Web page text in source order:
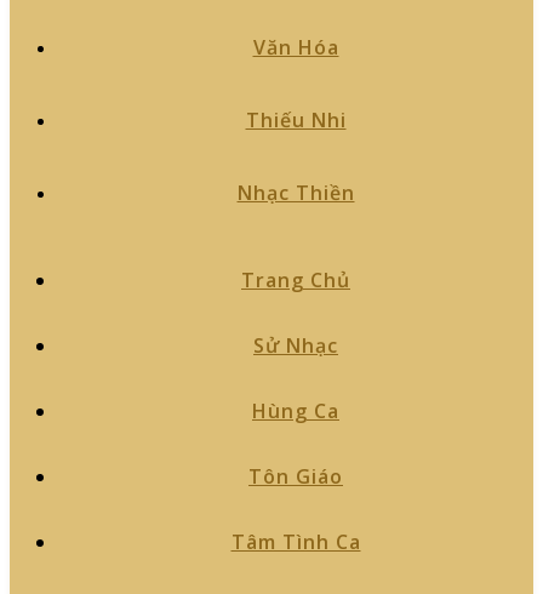
Văn Hóa
Thiếu Nhi
Nhạc Thiền
Trang Chủ
Sử Nhạc
Hùng Ca
Tôn Giáo
Tâm Tình Ca